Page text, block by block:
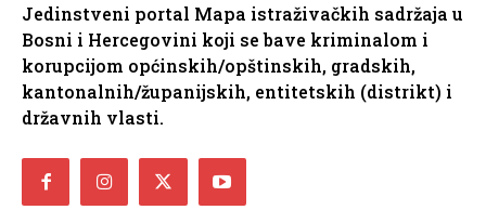
Jedinstveni portal Mapa istraživačkih sadržaja u
Bosni i Hercegovini koji se bave kriminalom i
korupcijom općinskih/opštinskih, gradskih,
kantonalnih/županijskih, entitetskih (distrikt) i
državnih vlasti.